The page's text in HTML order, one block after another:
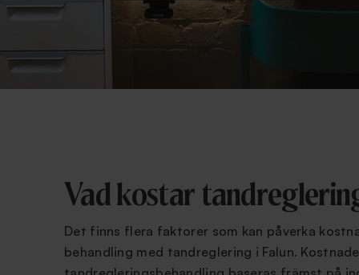
Vad kostar
Det finns flera faktorer som kan påverka
behandling med tandreglering i Falun.